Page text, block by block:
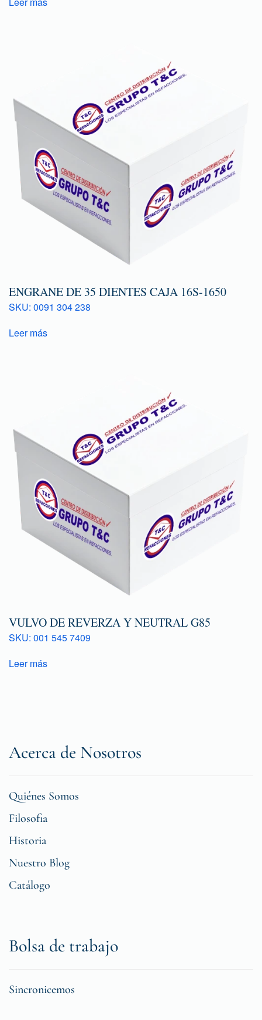
ENGRANE DE 35 DIENTES CAJA 16S-1650
SKU: 0091 304 238
Leer más
VULVO DE REVERZA Y NEUTRAL G85
SKU: 001 545 7409
Leer más
Acerca de Nosotros
Quiénes Somos
Filosofia
Historia
Nuestro Blog
Catálogo
Bolsa de trabajo
Sincronicemos